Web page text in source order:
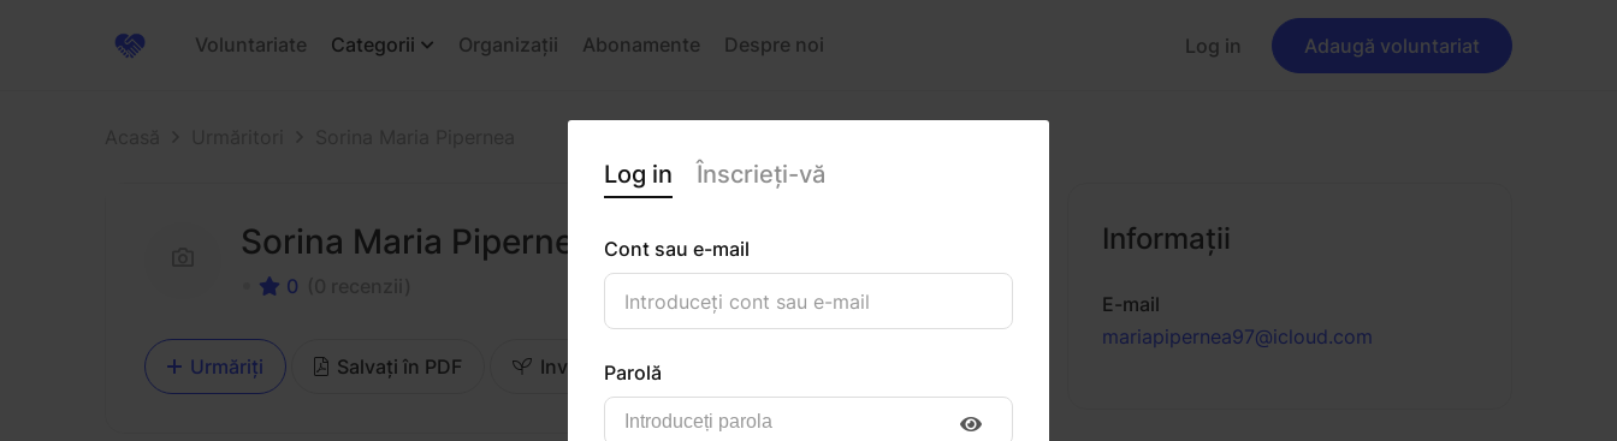
Voluntariate Categorii Organizații Abonamente Despre noi Log in Adaugă voluntariat
Sorina Maria Pipernea
0
Urmăriți Salvați în PDF Invitați
Informaţii
E-mail
mariapipernea97@icloud.com
Log in Înscrieți-vă
Cont sau e-mail
Parolă